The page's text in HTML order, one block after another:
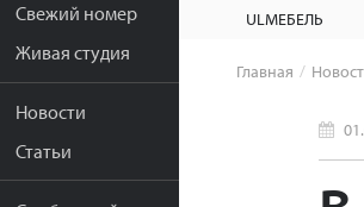
Свежий номер
Живая студия
Новости
Статьи
ULМЕБЕЛЬ
Главная